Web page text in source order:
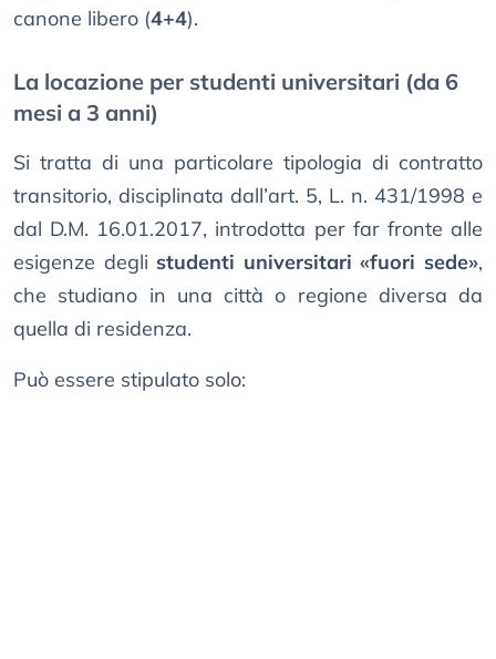
canone libero (4+4).
La locazione per studenti universitari (da 6
mesi a 3 anni)
Si tratta di una particolare tipologia di contratto
transitorio, disciplinata dall’art. 5, L. n. 431/1998 e
dal D.M. 16.01.2017, introdotta per far fronte alle
esigenze degli studenti universitari «fuori sede»,
che studiano in una città o regione diversa da
quella di residenza.
Può essere stipulato solo: